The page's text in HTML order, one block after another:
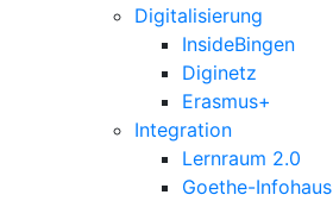
Digitalisierung
InsideBingen
Diginetz
Erasmus+
Integration
Lernraum 2.0
Goethe-Infohaus